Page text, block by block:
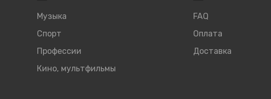
Музыка
Спорт
Профессии
Кино, мультфильмы
FAQ
Оплата
Доставка